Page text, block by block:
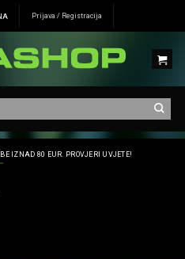
Prijava / Registracija
IZNAD 80 EUR. PROVJERI UVJETE!